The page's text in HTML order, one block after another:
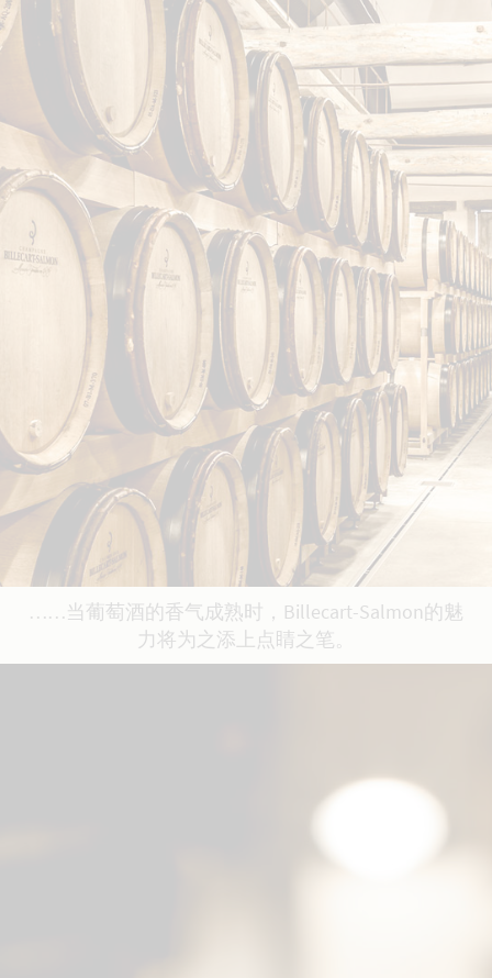
……当葡萄酒的香气成熟时，Billecart-Salmon的魅
力将为之添上点睛之笔。